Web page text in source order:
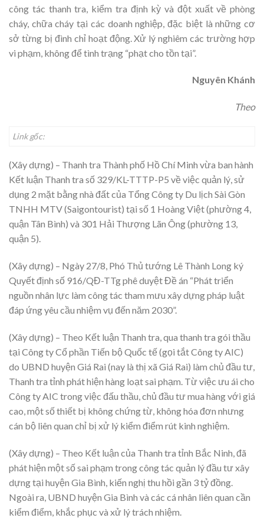
công tác thanh tra, kiểm tra định kỳ và đột xuất về phòng
cháy, chữa cháy tại các doanh nghiệp, đặc biệt là những cơ
sở từng bị đình chỉ hoạt động. Xử lý nghiêm các trường hợp
vi phạm, không để tình trạng “phạt cho tồn tại”.
Nguyên Khánh
Theo
Link gốc:
(Xây dựng) – Thanh tra Thành phố Hồ Chí Minh vừa ban hành
Kết luận Thanh tra số 329/KL-TTTP-P5 về việc quản lý, sử
dụng 2 mặt bằng nhà đất của Tổng Công ty Du lịch Sài Gòn
TNHH MTV (Saigontourist) tại số 1 Hoàng Việt (phường 4,
quận Tân Bình) và 301 Hải Thượng Lãn Ông (phường 13,
quận 5).
(Xây dựng) – Ngày 27/8, Phó Thủ tướng Lê Thành Long ký
Quyết định số 916/QĐ-TTg phê duyệt Đề án “Phát triển
nguồn nhân lực làm công tác tham mưu xây dựng pháp luật
đáp ứng yêu cầu nhiệm vụ đến năm 2030”.
(Xây dựng) – Theo Kết luận Thanh tra, qua thanh tra gói thầu
tại Công ty Cổ phần Tiến bộ Quốc tế (gọi tắt Công ty AIC)
do UBND huyện Giá Rai (nay là thị xã Giá Rai) làm chủ đầu tư,
Thanh tra tỉnh phát hiện hàng loạt sai phạm. Từ việc ưu ái cho
Công ty AIC trong việc đấu thầu, chủ đầu tư mua hàng với giá
cao, một số thiết bị không chứng từ, không hóa đơn nhưng
cán bộ liên quan chỉ bị xử lý kiểm điểm rút kinh nghiệm.
(Xây dựng) – Theo Kết luận của Thanh tra tỉnh Bắc Ninh, đã
phát hiện một số sai phạm trong công tác quản lý đầu tư xây
dựng tại huyện Gia Bình, kiến nghị thu hồi gần 3 tỷ đồng.
Ngoài ra, UBND huyện Gia Bình và các cá nhân liên quan cần
kiểm điểm, khắc phục và xử lý trách nhiệm.